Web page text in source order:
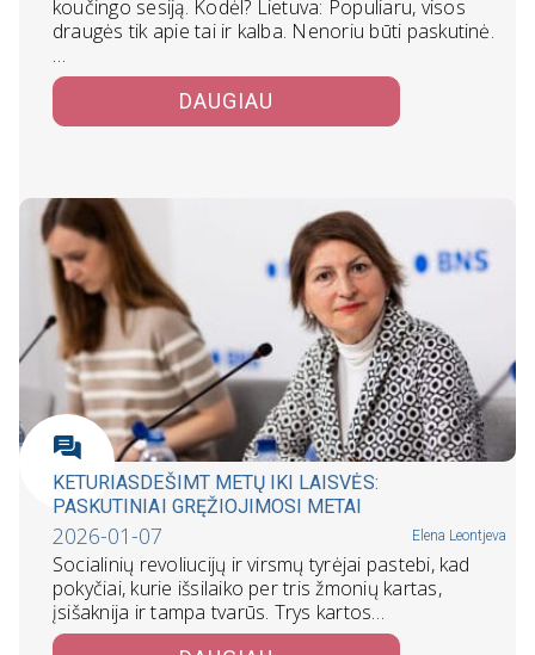
koučingo sesiją. Kodėl? Lietuva: Populiaru, visos
draugės tik apie tai ir kalba. Nenoriu būti paskutinė.
…
DAUGIAU
KETURIASDEŠIMT METŲ IKI LAISVĖS:
PASKUTINIAI GRĘŽIOJIMOSI METAI
2026-01-07 Elena Leontjeva
Socialinių revoliucijų ir virsmų tyrėjai pastebi, kad
pokyčiai, kurie išsilaiko per tris žmonių kartas,
įsišaknija ir tampa tvarūs. Trys kartos…